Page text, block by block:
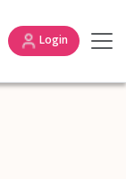
Login